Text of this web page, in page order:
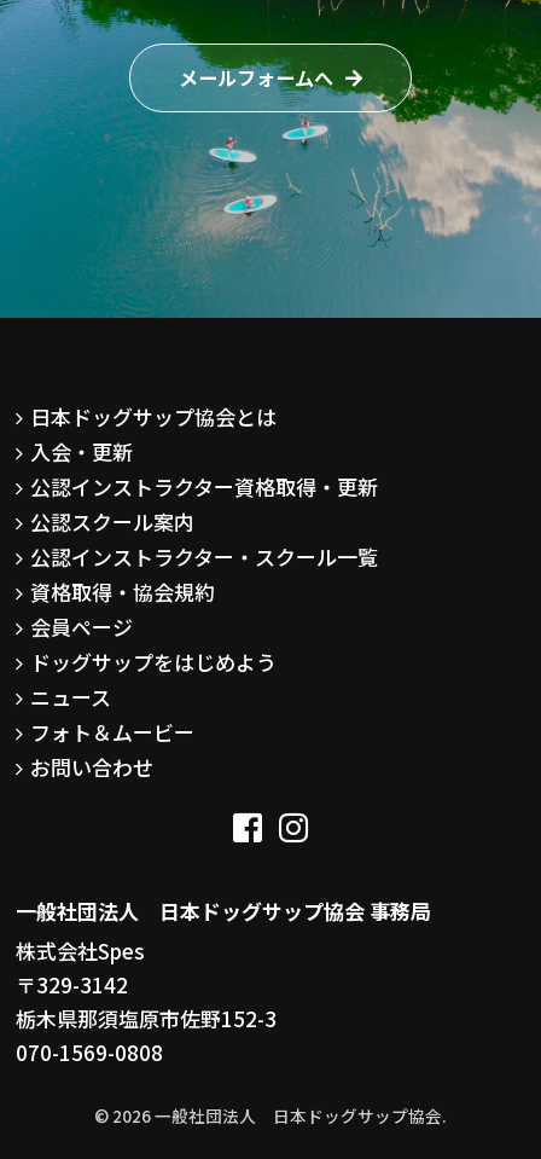
メールフォームへ
日本ドッグサップ協会とは
入会・更新
公認インストラクター資格取得・更新
公認スクール案内
公認インストラクター・スクール一覧
資格取得・協会規約
会員ページ
ドッグサップをはじめよう
ニュース
フォト＆ムービー
お問い合わせ
一般社団法人 日本ドッグサップ協会 事務局
株式会社Spes
〒329-3142
栃木県那須塩原市佐野152-3
070-1569-0808
© 2026 一般社団法人 日本ドッグサップ協会.